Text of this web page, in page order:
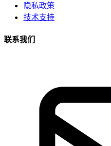
隐私政策
技术支持
联系我们